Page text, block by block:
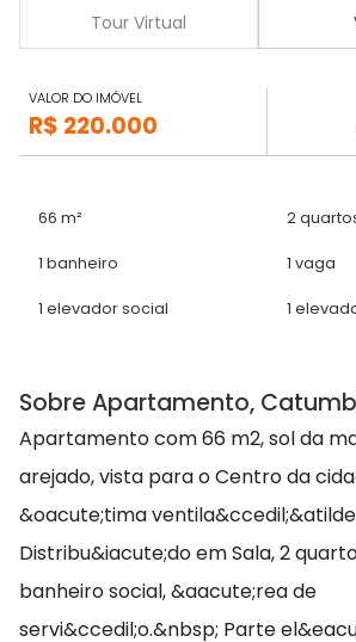
Tour Virtual
VALOR DO IMÓVEL
R$ 220.000
66 m² 2
1 banheiro 1 vaga
1 elevador social 1
Sobre Apartamento,
Apartamento com 66 m2, sol da
arejado, vista para o Centro da
&oacute;tima
Distribu&iacute;do em Sala, 2
banheiro social, &aacute;rea de
servi&ccedil;o.&nbsp; Parte